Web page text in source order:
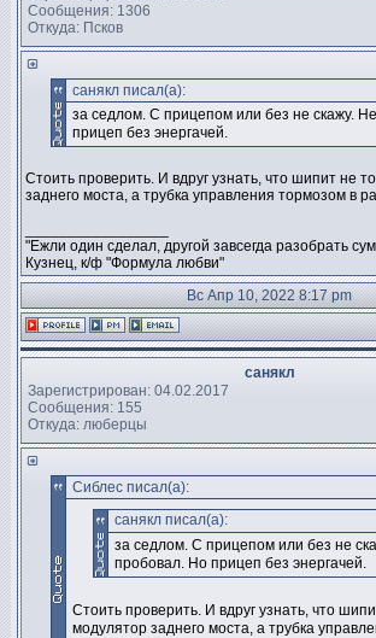
Сообщения: 1306
Откуда: Псков
санякл писал(а):
за седлом. С прицепом или без не скажу.
прицеп без энергачей.
Стоить проверить. И вдруг узнать, что шипит не
заднего моста, а трубка управления тормозом в
"Ежли один сделал, другой завсегда разобрать
Кузнец, к/ф "Формула любви"
Вс Апр 10, 2022 8:17 pm
санякл
Зарегистрирован: 04.02.2017
Сообщения: 155
Откуда: люберцы
Сиблес писал(а):
санякл писал(а):
за седлом. С прицепом или без не
пробовал. Но прицеп без энергачей.
Стоить проверить. И вдруг узнать, что
модулятор заднего моста, а трубка